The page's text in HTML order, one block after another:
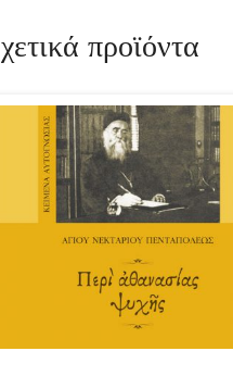
προϊόντα